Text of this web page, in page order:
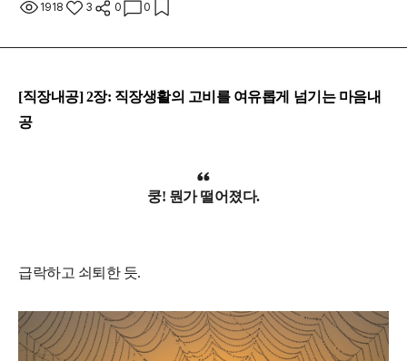
1918 3 0 0
[직장내공] 2장: 직장생활의 고비를 여유롭게 넘기는 마음내
공
쿵! 뭔가 떨어졌다.
급락하고 쇠퇴한 듯.